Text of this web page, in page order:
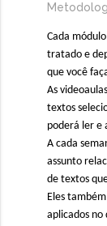
Cada
tratado e
que você
As
textos
poderá ler e
A cada
assunto
de textos
Eles
aplicados no